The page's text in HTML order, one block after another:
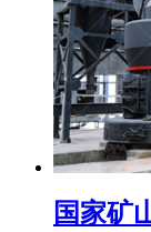
国家矿